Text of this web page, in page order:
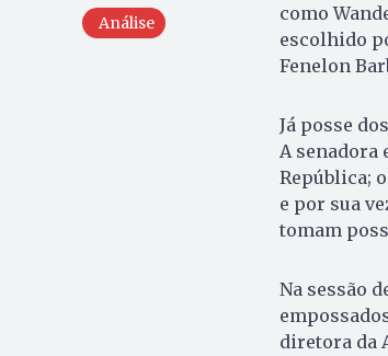
Análise
como
escolhido
Fenelon
Já posse
A senadora
República;
e por sua
tomam
Na sessão
diretora da